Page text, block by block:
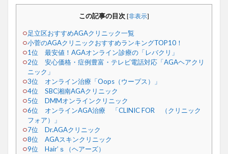
この記事の目次 [非表示]
足立区おすすめAGAクリニック一覧
小菅のAGAクリニックおすすめランキングTOP10！
1位 最安値！AGAオンライン診療の「レバクリ」
2位 安心価格・症例豊富・テレビ電話対応「AGAヘアクリ
ニック」
3位 オンライン治療「Oops（ウープス）」
4位 SBC湘南AGAクリニック
5位 DMMオンラインクリニック
6位 オンラインAGA治療 「CLINIC FOR （クリニック
フォア）」
7位 Dr.AGAクリニック
8位 AGAスキンクリニック
9位 Hair’ｓ（ヘアーズ）